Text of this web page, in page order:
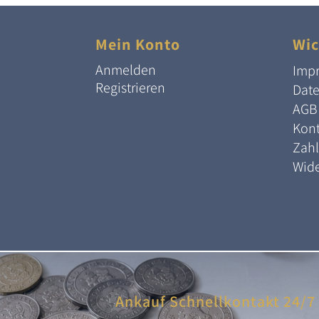
Mein Konto
Anmelden
Registrieren
AGB
Ankauf Schnellkontakt 24/7